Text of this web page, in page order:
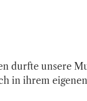
durfte unsere
in ihrem